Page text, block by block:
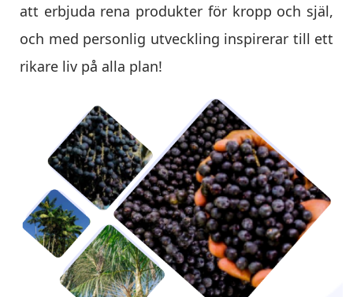
att erbjuda rena produkter för kropp och själ,
och med personlig utveckling inspirerar till ett
rikare liv på alla plan!